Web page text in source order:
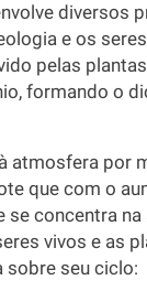
diversos
e os
pelas
formando o
atmosfera por
que com o
se concentra
vivos e as
sobre seu ciclo: